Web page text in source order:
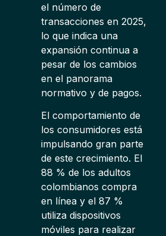
el número de
transacciones en 2025,
lo que indica una
expansión continua a
pesar de los cambios
en el panorama
normativo y de pagos.
El comportamiento de
los consumidores está
impulsando gran parte
de este crecimiento. El
88 % de los adultos
colombianos compra
en línea y el 87 %
utiliza dispositivos
móviles para realizar